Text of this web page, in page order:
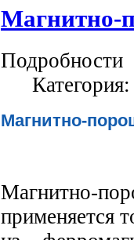
Магнитно-
Подробности
Магнитно-
Магнитно-
применяется